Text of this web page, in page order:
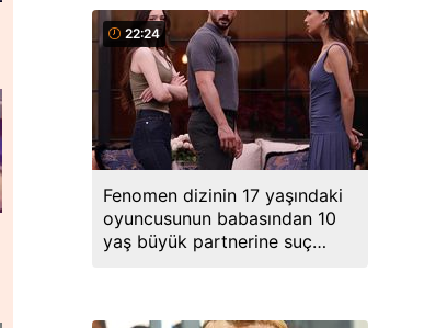
22:24
Fenomen dizinin 17 yaşındaki
oyuncusunun babasından 10
yaş büyük partnerine suç